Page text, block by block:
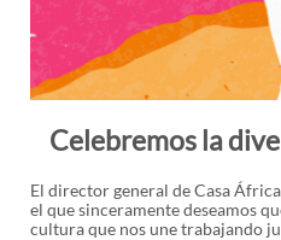
Celebremos la
El director general de Casa
el que sinceramente deseamos
cultura que nos une trabajando